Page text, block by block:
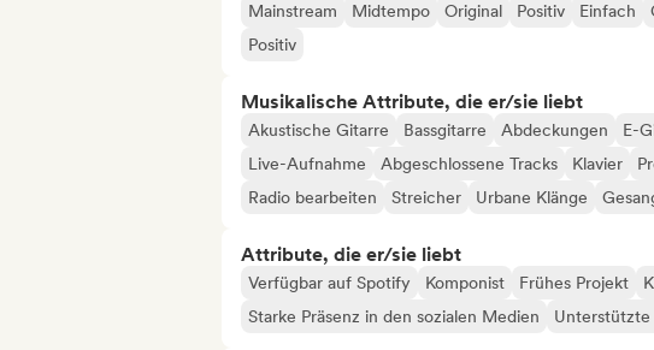
Mainstream
Midtempo Original Positiv Einfach
Positiv
Musikalische Attribute, die er/sie liebt
Akustische Gitarre Bassgitarre Abdeckungen E-
Live-Aufnahme
Abgeschlossene Tracks Klavier
Radio bearbeiten
Streicher Urbane Klänge
Attribute, die er/sie liebt
Verfügbar auf Spotify Komponist Frühes Projekt
Starke Präsenz in den sozialen Medien
Unterstützte